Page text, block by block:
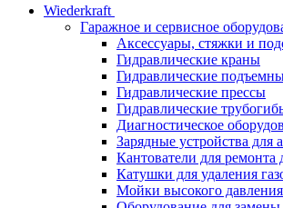
Wiederkraft
Гаражное и сервисное
Аксессуары, стяжки и
Гидравлические краны
Гидравлические
Гидравлические прессы
Гидравлические
Диагностическое
Зарядные устройства для
Кантователи для ремонта
Катушки для удаления
Мойки высокого давления